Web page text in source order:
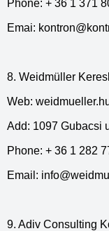
Phone: + 36 1 371
Emai:
8. Weidmüller
Web:
Add: 1097 Gubacsi
Phone: + 36 1 282
Email:
9. Adiv Consulting